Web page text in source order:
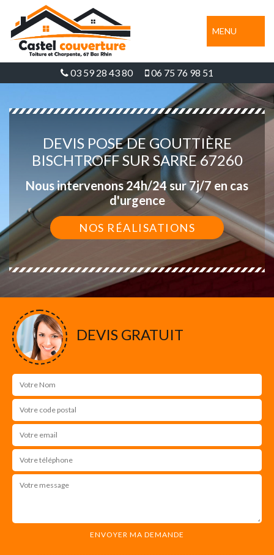
MENU
03 59 28 43 80 06 75 76 98 51
DEVIS POSE DE GOUTTIÈRE
BISCHTROFF SUR SARRE 67260
Nous intervenons 24h/24 sur 7j/7 en cas
d'urgence
NOS RÉALISATIONS
DEVIS GRATUIT